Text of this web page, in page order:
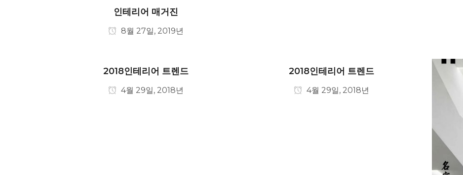
인테리어 매거진
8월 27일, 2019년
2018인테리어 트렌드
4월 29일, 2018년
2018인테리어 트렌드
4월 29일, 2018년